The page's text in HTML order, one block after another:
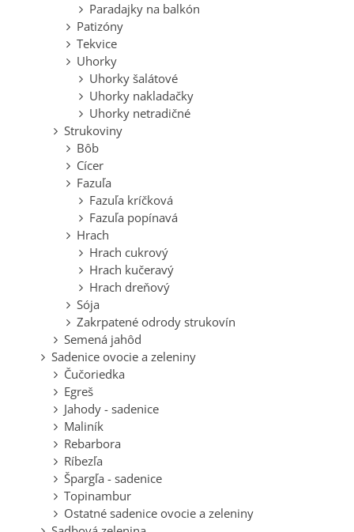
Paradajky na balkón
Patizóny
Tekvice
Uhorky
Uhorky šalátové
Uhorky nakladačky
Uhorky netradičné
Strukoviny
Bôb
Cícer
Fazuľa
Fazuľa kríčková
Fazuľa popínavá
Hrach
Hrach cukrový
Hrach kučeravý
Hrach dreňový
Sója
Zakrpatené odrody strukovín
Semená jahôd
Sadenice ovocie a zeleniny
Čučoriedka
Egreš
Jahody - sadenice
Maliník
Rebarbora
Ríbezľa
Špargľa - sadenice
Topinambur
Ostatné sadenice ovocie a zeleniny